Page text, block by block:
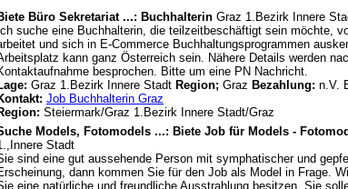
Büro Sekretariat ...: Buchhalterin Graz 1.Bezirk Innere
Ich suche eine Buchhalterin, die teilzeitbeschäftigt sein möchte,
und sich in E-Commerce Buchhaltungsprogrammen
kann ganz Österreich sein. Nähere Details werden
besprochen. Bitte um eine PN Nachricht.
Graz 1.Bezirk Innere Stadt Region; Graz Bezahlung: n.V.
Job Buchhalterin Graz
Steiermark/Graz 1.Bezirk Innere Stadt/Graz
Models, Fotomodels ...: Biete Job für Models -
Stadt
sind eine gut aussehende Person mit symphatischer und
dann kommen Sie für den Job als Model in Frage.
eine natürliche und freundliche Ausstrahlung besitzen. Sie